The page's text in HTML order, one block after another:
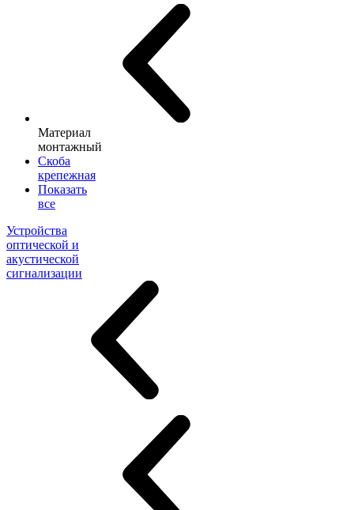
Материал
монтажный
Скоба
крепежная
Показать
все
Устройства
оптической и
акустической
сигнализации